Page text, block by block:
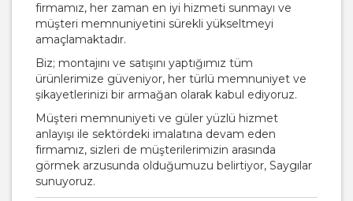
firmamız, her zaman en iyi hizmeti sunmayı ve
müşteri memnuniyetini sürekli yükseltmeyi
amaçlamaktadır.
Biz; montajını ve satışını yaptığımız tüm
ürünlerimize güveniyor, her türlü memnuniyet ve
şikayetlerinizi bir armağan olarak kabul ediyoruz.
Müşteri memnuniyeti ve güler yüzlü hizmet
anlayışı ile sektördeki imalatına devam eden
firmamız, sizleri de müşterilerimizin arasında
görmek arzusunda olduğumuzu belirtiyor, Saygılar
sunuyoruz.